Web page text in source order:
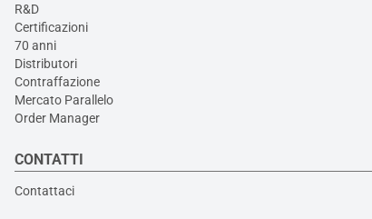
R&D
Certificazioni
70 anni
Distributori
Contraffazione
Mercato Parallelo
Order Manager
CONTATTI
Contattaci